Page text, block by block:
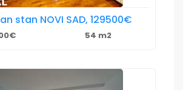
stan NOVI SAD, 129500€
54 m2